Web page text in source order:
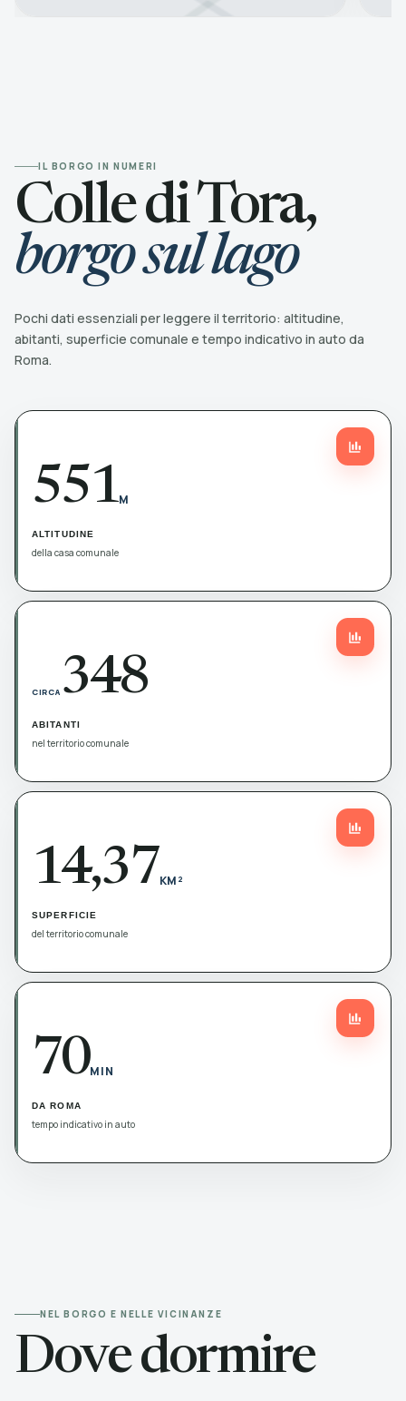
IL BORGO IN NUMERI
Colle di Tora,
borgo sul lago
Pochi dati essenziali per leggere il territorio: altitudine,
abitanti, superficie comunale e tempo indicativo in auto da
Roma.
551M
ALTITUDINE
della casa comunale
CIRCA 348
ABITANTI
nel territorio comunale
14,37KM²
SUPERFICIE
del territorio comunale
70MIN
DA ROMA
tempo indicativo in auto
NEL BORGO E NELLE VICINANZE
Dove dormire